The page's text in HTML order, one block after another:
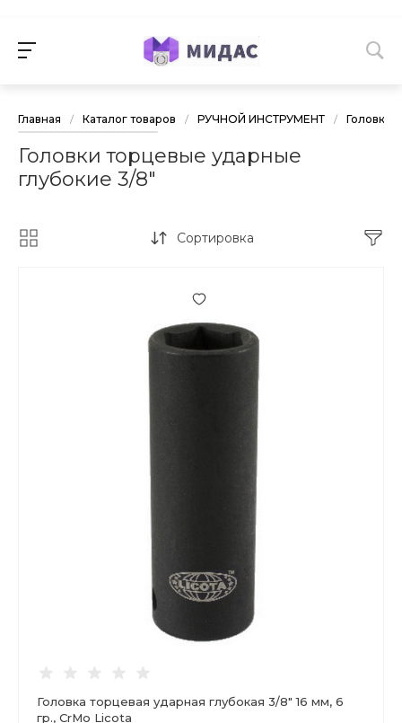
Главная / Каталог товаров / РУЧНОЙ ИНСТРУМЕНТ / Головки
Головки торцевые ударные
глубокие 3/8"
Сортировка
Головка торцевая ударная глубокая 3/8" 16 мм, 6
гр., CrMo Licota